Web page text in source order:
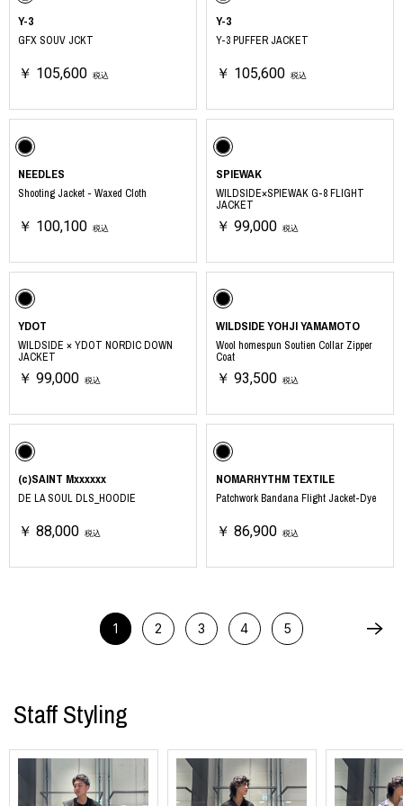
Y-3
GFX SOUV JCKT
￥ 105,600 税込
Y-3
Y-3 PUFFER JACKET
￥ 105,600 税込
NEEDLES
Shooting Jacket - Waxed Cloth
￥ 100,100 税込
SPIEWAK
WILDSIDE×SPIEWAK G-8 FLIGHT
JACKET
￥ 99,000 税込
YDOT
WILDSIDE × YDOT NORDIC DOWN
JACKET
￥ 99,000 税込
WILDSIDE YOHJI YAMAMOTO
Wool homespun Soutien Collar Zipper
Coat
￥ 93,500 税込
(c)SAINT Mxxxxxx
DE LA SOUL DLS_HOODIE
￥ 88,000 税込
NOMARHYTHM TEXTILE
Patchwork Bandana Flight Jacket-Dye
￥ 86,900 税込
1 2 3 4 5
Staff Styling